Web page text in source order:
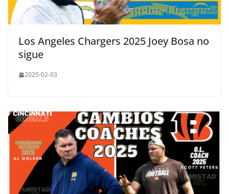
Los Angeles Chargers 2025 Joey Bosa no
sigue
2025-02-03